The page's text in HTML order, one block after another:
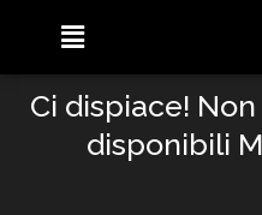
Ci dispiace!
disponibili